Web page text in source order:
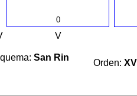
0
V
San Rin
Orden: